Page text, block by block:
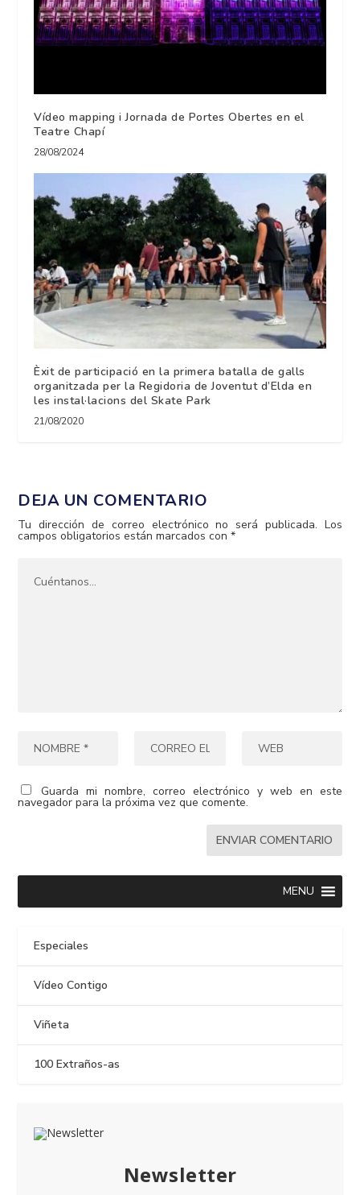
Vídeo mapping i Jornada de Portes Obertes en el
Teatre Chapí
28/08/2024
Èxit de participació en la primera batalla de galls
organitzada per la Regidoria de Joventut d’Elda en
les instal·lacions del Skate Park
21/08/2020
DEJA UN COMENTARIO
Tu dirección de correo electrónico no será publicada. Los
campos obligatorios están marcados con*
Guarda mi nombre, correo electrónico y web en este
navegador para la próxima vez que comente.
MENU
Especiales
Vídeo Contigo
Viñeta
100 Extraños-as
Newsletter